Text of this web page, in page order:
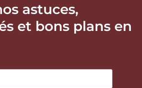
astuces,
et bons plans en